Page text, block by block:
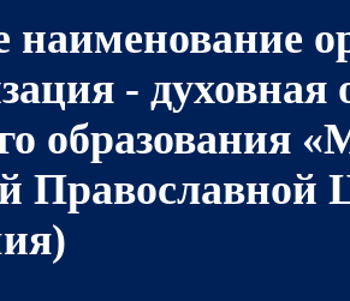
наименование
- духовная
образования
Православной